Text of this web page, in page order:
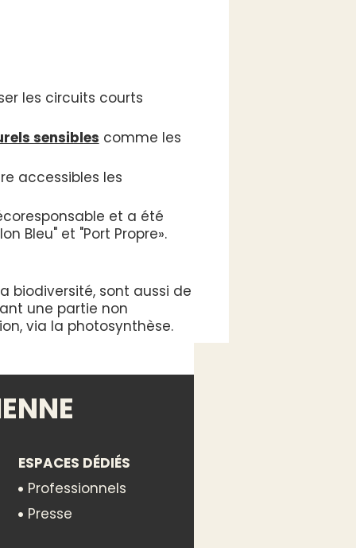
les circuits courts
sensibles comme les
accessibles les
et a été
Bleu" et "Port Propre».
biodiversité, sont aussi de
une partie non
via la photosynthèse.
ESPACES DÉDIÉS
Professionnels
Presse